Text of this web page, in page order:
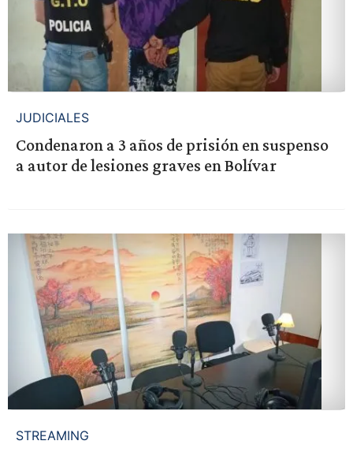
JUDICIALES
Condenaron a 3 años de prisión en suspenso
a autor de lesiones graves en Bolívar
STREAMING